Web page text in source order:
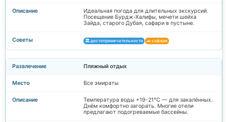
Идеальная погода для длительных экскурсий.
Посещение Бурдж-Халифы, мечети шейха
Зайда, старого Дубая, сафари в пустыне.
🏛️ достопримечательности 🚗 сафари
Пляжный отдых
Все эмираты
Температура воды +19-21°C — для закалённых.
Днём комфортно загорать. Многие отели
предлагают подогреваемые бассейны.